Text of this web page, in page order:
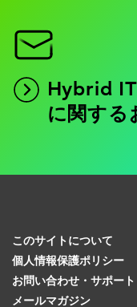
Hybrid
に関する
このサイトについて
個人情報保護ポリシー
お問い合わせ・サポート
メールマガジン